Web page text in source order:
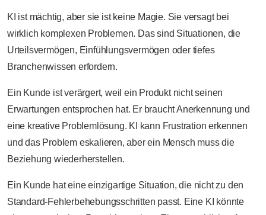
KI ist mächtig, aber sie ist keine Magie. Sie versagt bei
wirklich komplexen Problemen. Das sind Situationen, die
Urteilsvermögen, Einfühlungsvermögen oder tiefes
Branchenwissen erfordern.
Ein Kunde ist verärgert, weil ein Produkt nicht seinen
Erwartungen entsprochen hat. Er braucht Anerkennung und
eine kreative Problemlösung. KI kann Frustration erkennen
und das Problem eskalieren, aber ein Mensch muss die
Beziehung wiederherstellen.
Ein Kunde hat eine einzigartige Situation, die nicht zu den
Standard-Fehlerbehebungsschritten passt. Eine KI könnte